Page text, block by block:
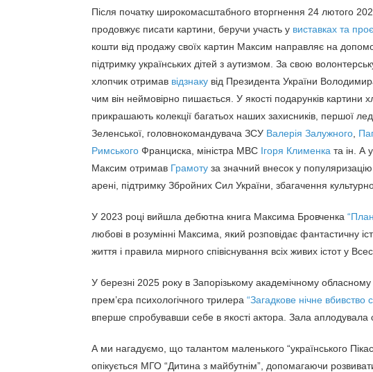
Після початку широкомасштабного вторгнення 24 лютого
продовжує писати картини, беручи участь у виставках та
кошти від продажу своїх картин Максим направляє на
підтримку українських дітей з аутизмом. За свою
хлопчик отримав відзнаку від Президента України
чим він неймовірно пишається. У якості подарунків картини
прикрашають колекції багатьох наших захисників, першої
Зеленської, головнокомандувача ЗСУ Валерія Залужного
Римського Франциска, міністра МВС Ігоря Клименка та ін. А
Максим отримав Грамоту за значний внесок у
арені, підтримку Збройних Сил України, збагачення
У 2023 році вийшла дебютна книга Максима Бровченка
любові в розумінні Максима, який розповідає фантастичну
життя і правила мирного співіснування всіх живих істот у
У березні 2025 року в Запорізькому академічному обласному
прем’єра психологічного трилера “Загадкове нічне вбивство
вперше спробувавши себе в якості актора. Зала аплодувала
А ми нагадуємо, що талантом маленького “українського
опікується МГО “Дитина з майбутнім”, допомагаючи